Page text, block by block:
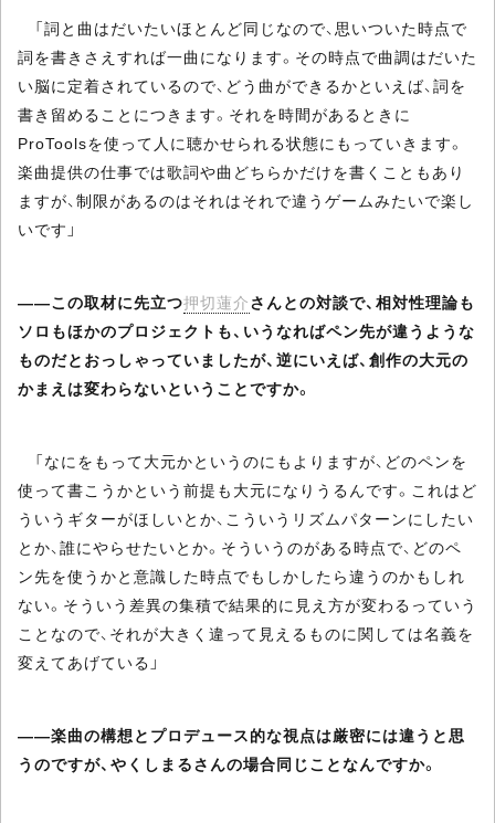
「詞と曲はだいたいほとんど同じなので、思いついた時点で
詞を書きさえすれば一曲になります。その時点で曲調はだいた
い脳に定着されているので、どう曲ができるかといえば、詞を
書き留めることにつきます。それを時間があるときに
ProToolsを使って人に聴かせられる状態にもっていきます。
楽曲提供の仕事では歌詞や曲どちらかだけを書くこともあり
ますが、制限があるのはそれはそれで違うゲームみたいで楽し
いです」
――この取材に先立つ押切蓮介さんとの対談で、相対性理論も
ソロもほかのプロジェクトも、いうなればペン先が違うような
ものだとおっしゃっていましたが、逆にいえば、創作の大元の
かまえは変わらないということですか。
「なにをもって大元かというのにもよりますが、どのペンを
使って書こうかという前提も大元になりうるんです。これはど
ういうギターがほしいとか、こういうリズムパターンにしたい
とか、誰にやらせたいとか。そういうのがある時点で、どのペ
ン先を使うかと意識した時点でもしかしたら違うのかもしれ
ない。そういう差異の集積で結果的に見え方が変わるっていう
ことなので、それが大きく違って見えるものに関しては名義を
変えてあげている」
――楽曲の構想とプロデュース的な視点は厳密には違うと思
うのですが、やくしまるさんの場合同じことなんですか。